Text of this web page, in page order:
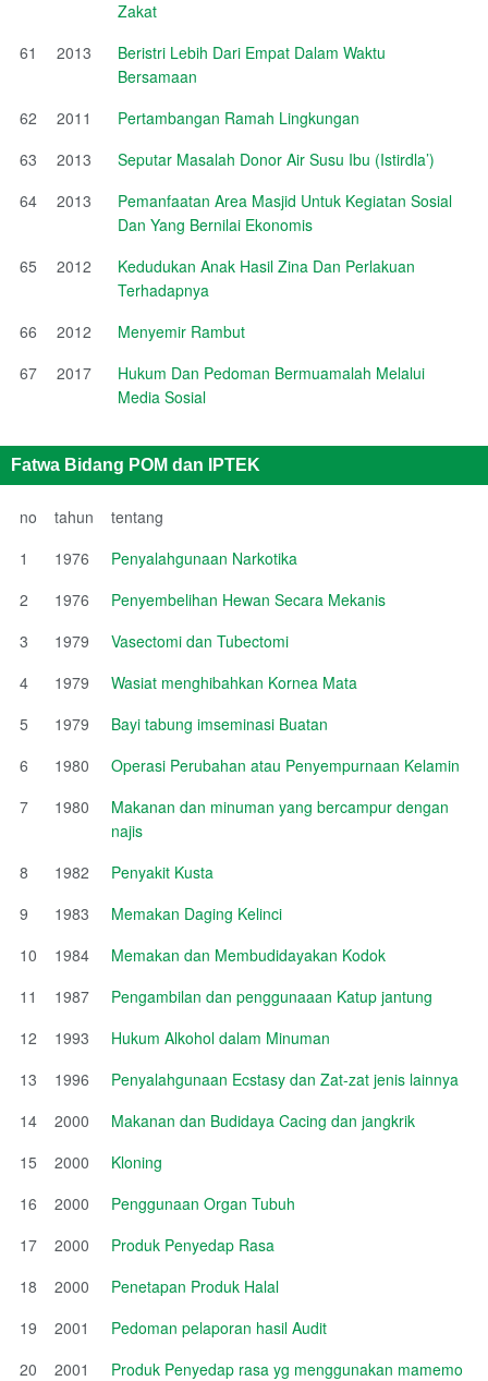
Zakat
61
2013
Beristri Lebih Dari Empat Dalam Waktu
Bersamaan
62
2011
Pertambangan Ramah Lingkungan
63
2013
Seputar Masalah Donor Air Susu Ibu (Istirdla’)
64
2013
Pemanfaatan Area Masjid Untuk Kegiatan Sosial
Dan Yang Bernilai Ekonomis
65
2012
Kedudukan Anak Hasil Zina Dan Perlakuan
Terhadapnya
66
2012
Menyemir Rambut
67
2017
Hukum Dan Pedoman Bermuamalah Melalui
Media Sosial
Fatwa Bidang POM dan IPTEK
no tahun
tentang
1
1976
Penyalahgunaan Narkotika
2
1976
Penyembelihan Hewan Secara Mekanis
3
1979
Vasectomi dan Tubectomi
4
1979
Wasiat menghibahkan Kornea Mata
5
1979
Bayi tabung imseminasi Buatan
6
1980
Operasi Perubahan atau Penyempurnaan Kelamin
7
1980
Makanan dan minuman yang bercampur dengan
najis
8
1982
Penyakit Kusta
9
1983
Memakan Daging Kelinci
10
1984
Memakan dan Membudidayakan Kodok
11
1987
Pengambilan dan penggunaaan Katup jantung
12
1993
Hukum Alkohol dalam Minuman
13
1996
Penyalahgunaan Ecstasy dan Zat-zat jenis lainnya
14
2000
Makanan dan Budidaya Cacing dan jangkrik
15
2000
Kloning
16
2000
Penggunaan Organ Tubuh
17
2000
Produk Penyedap Rasa
18
2000
Penetapan Produk Halal
19
2001
Pedoman pelaporan hasil Audit
20
2001
Produk Penyedap rasa yg menggunakan mamemo